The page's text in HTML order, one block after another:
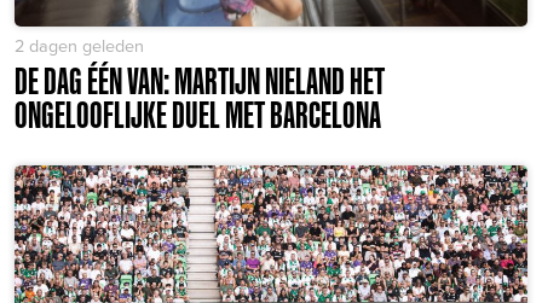
2 dagen geleden
DE DAG ÉÉN VAN: MARTIJN NIELAND HET
ONGELOOFLIJKE DUEL MET BARCELONA